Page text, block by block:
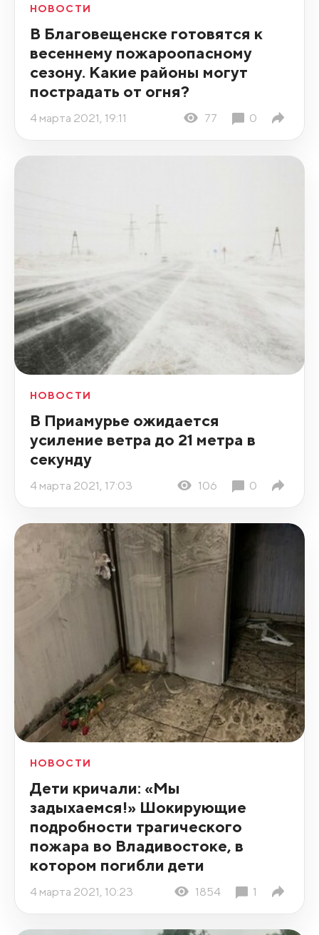
НОВОСТИ
В Благовещенске готовятся к
весеннему пожароопасному
сезону. Какие районы могут
пострадать от огня?
4 марта 2021, 19:11 77 0
НОВОСТИ
В Приамурье ожидается
усиление ветра до 21 метра в
секунду
4 марта 2021, 17:03 106 0
НОВОСТИ
Дети кричали: «Мы
задыхаемся!» Шокирующие
подробности трагического
пожара во Владивостоке, в
котором погибли дети
4 марта 2021, 10:23 1854 1